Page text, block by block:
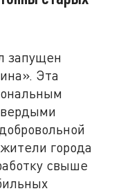
запущен
Эта
города
свыше